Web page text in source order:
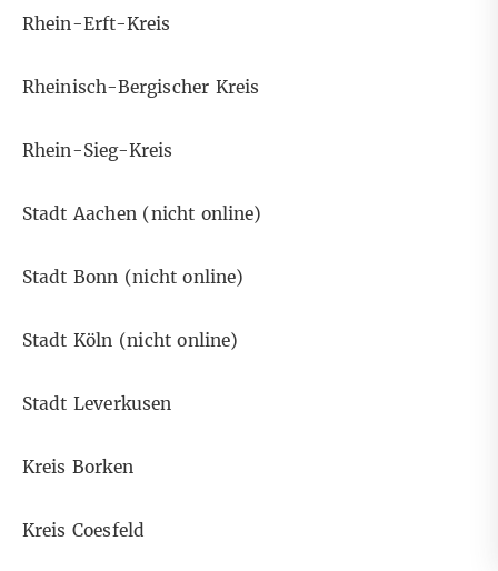
Rhein-Erft-Kreis
Rheinisch-Bergischer Kreis
Rhein-Sieg-Kreis
Stadt Aachen (nicht online)
Stadt Bonn (nicht online)
Stadt Köln (nicht online)
Stadt Leverkusen
Kreis Borken
Kreis Coesfeld